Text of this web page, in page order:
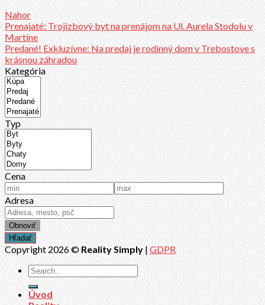
Nahor
Prenajaté: Trojizbový byt na prenájom na Ul. Aurela Stodolu v
Martine
Predané! Exkluzívne: Na predaj je rodinný dom v Trebostove s
krásnou záhradou
Kategória
Typ
Cena
Adresa
Copyright 2026 © Reality Simply | GDPR
Úvod